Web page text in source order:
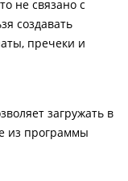
не связано с
создавать
пречеки и
загружать в
из программы